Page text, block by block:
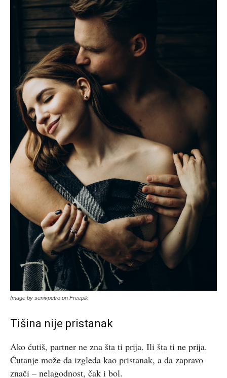
Image by senivpetro on Freepik
Tišina nije pristanak
Ako ćutiš, partner ne zna šta ti prija. Ili šta ti ne prija.
Ćutanje može da izgleda kao pristanak, a da zapravo
znači – nelagodnost, čak i bol.